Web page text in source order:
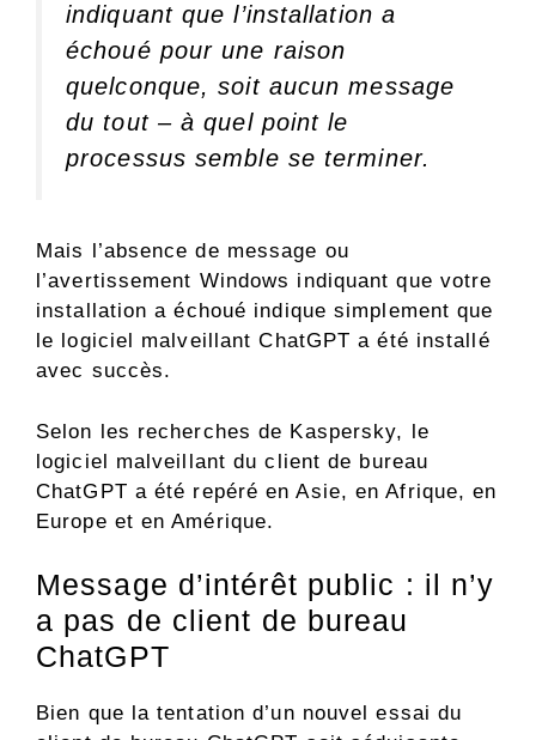
indiquant que l’installation a
échoué pour une raison
quelconque, soit aucun message
du tout – à quel point le
processus semble se terminer.
Mais l’absence de message ou
l’avertissement Windows indiquant que votre
installation a échoué indique simplement que
le logiciel malveillant ChatGPT a été installé
avec succès.
Selon les recherches de Kaspersky, le
logiciel malveillant du client de bureau
ChatGPT a été repéré en Asie, en Afrique, en
Europe et en Amérique.
Message d’intérêt public : il n’y
a pas de client de bureau
ChatGPT
Bien que la tentation d’un nouvel essai du